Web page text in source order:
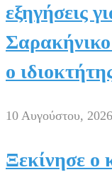
εξηγήσεις
Σαρακήνικο
ο
10 Αυγούστου, 2026
Ξεκίνησε ο